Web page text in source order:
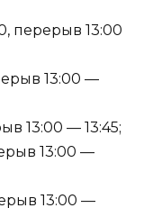
перерыв 13:00
13:00 —
13:00 — 13:45;
13:00 —
13:00 —